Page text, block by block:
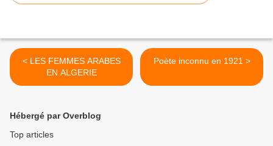
< LES FEMMES ARABES
EN ALGERIE
Poète inconnu en 1921 >
Hébergé par Overblog
Top articles